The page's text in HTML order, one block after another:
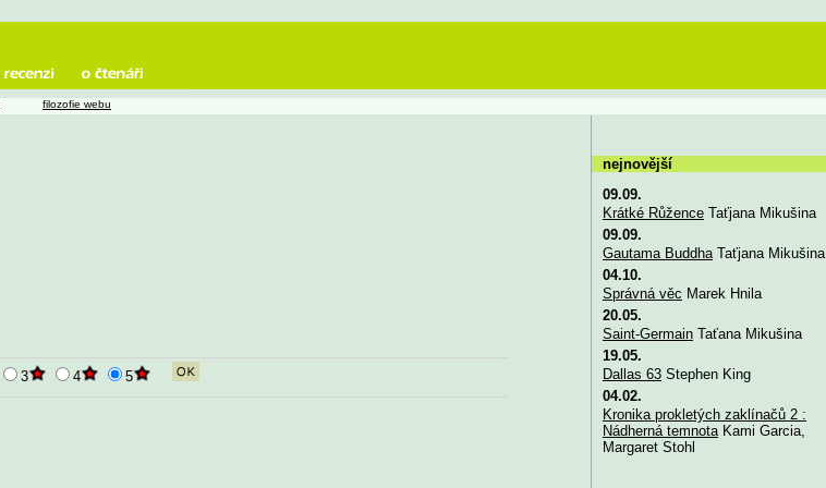
3 4 5
filozofie webu
nejnovější
09.09.
Krátké RůženceTaťjana Mikušina
09.09.
Gautama BuddhaTaťjana Mikušina
04.10.
Správná věc Marek Hnila
20.05.
Saint-GermainTaťana Mikušina
19.05.
Dallas 63Stephen King
04.02.
Kronika prokletých zaklínačů 2 :
Nádherná temnotaKami Garcia,
Margaret Stohl